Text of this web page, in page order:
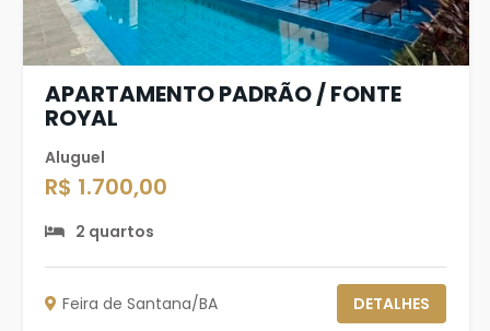
APARTAMENTO PADRÃO / FONTE
ROYAL
Aluguel
R$ 1.700,00
2 quartos
Feira de Santana/BA DETALHES